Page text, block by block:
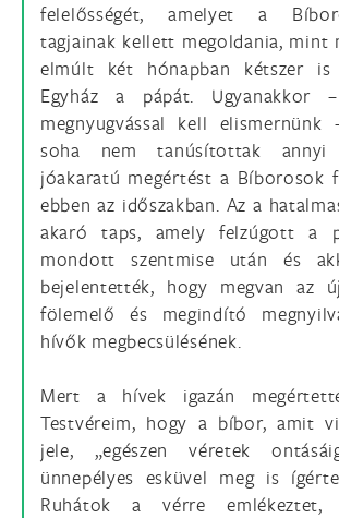
felelősségét, amelyet a
tagjainak kellett megoldania, mint
elmúlt két hónapban kétszer is
Egyház a pápát. Ugyanakkor
megnyugvással kell
soha nem tanúsítottak annyi
jóakaratú megértést a Bíborosok
ebben az időszakban. Az a
akaró taps, amely felzúgott a
mondott szentmise után és
bejelentették, hogy megvan az
fölemelő és megindító
hívők megbecsülésének.
Mert a hívek igazán
Testvéreim, hogy a bíbor, amit
jele, „egészen véretek
ünnepélyes esküvel meg is
Ruhátok a vérre emlékeztet,